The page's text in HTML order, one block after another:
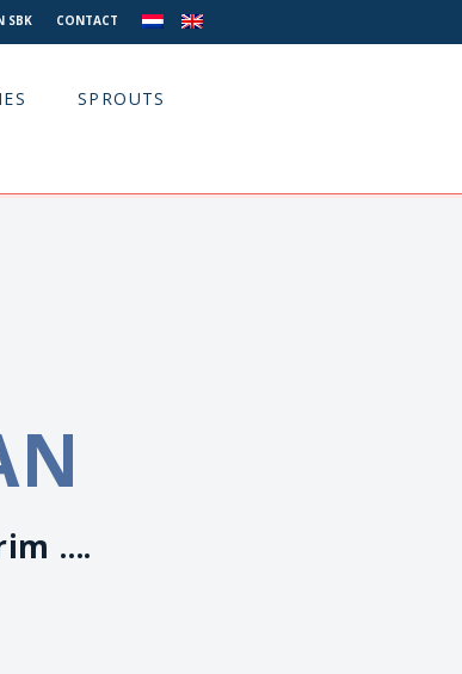
SBK CONTACT
SPROUTS
....